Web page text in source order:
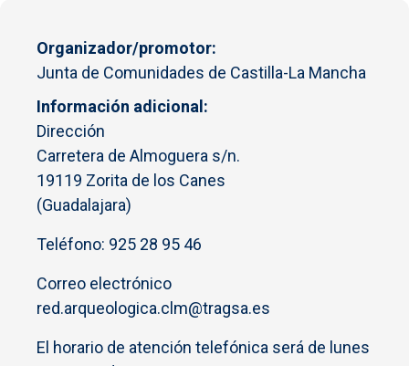
Organizador/promotor
Junta de Comunidades de Castilla-La Mancha
Información adicional
Dirección
Carretera de Almoguera s/n.
19119 Zorita de los Canes
(Guadalajara)
Teléfono: 925 28 95 46
Correo electrónico
red.arqueologica.clm@tragsa.es
El horario de atención telefónica será de lunes